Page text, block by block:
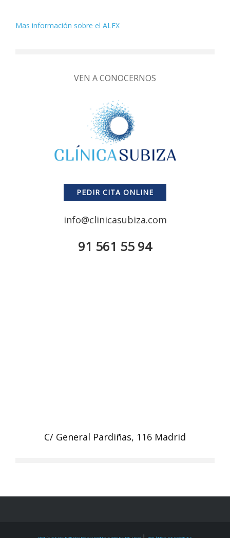
Mas información sobre el ALEX
VEN A CONOCERNOS
PEDIR CITA ONLINE
info@clinicasubiza.com
91 561 55 94
C/ General Pardiñas, 116 Madrid